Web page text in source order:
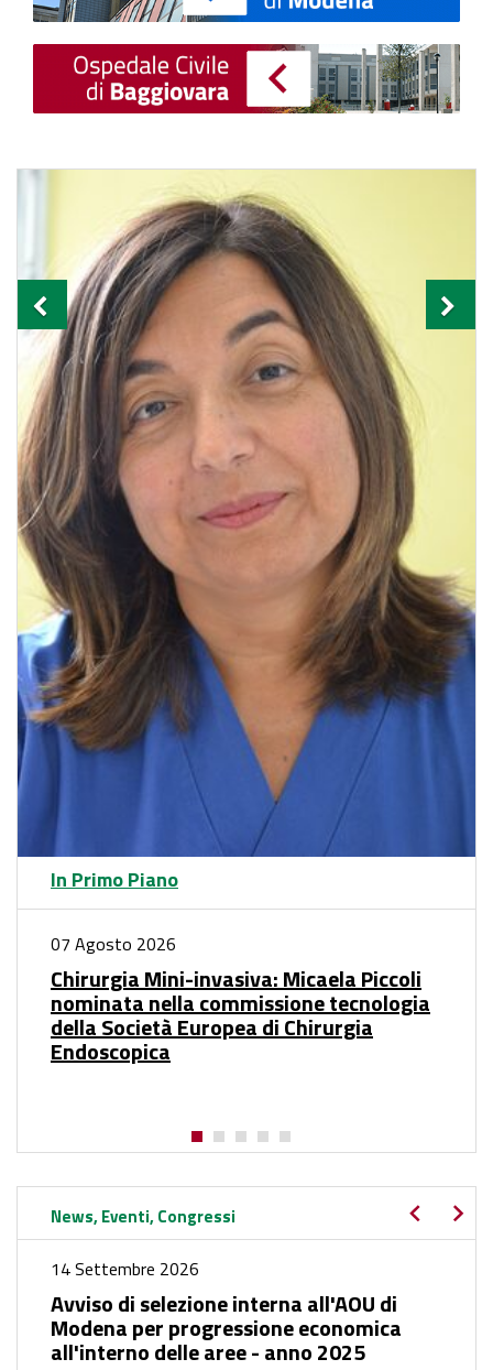
In Primo Piano
07 Agosto 2026
Chirurgia Mini-invasiva: Micaela Piccoli
nominata nella commissione tecnologia
della Società Europea di Chirurgia
Endoscopica
News, Eventi, Congressi
14 Settembre 2026
Avviso di selezione interna all'AOU di
Modena per progressione economica
all'interno delle aree - anno 2025